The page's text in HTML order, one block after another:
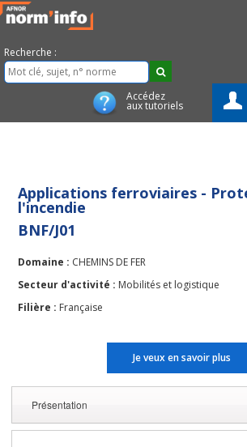
Recherche :
Accédez
aux tutoriels
Applications ferroviaires -
l'incendie
BNF/J01
Domaine : CHEMINS DE FER
Secteur d'activité : Mobilités et logistique
Filière : Française
Je veux en savoir plus
Présentation